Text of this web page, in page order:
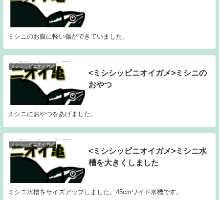
ミシニのお腹に軽い傷ができていました。
ミシシッピニオイガメ
<ミシシッピニオイガメ>ミシニの
おやつ
ミシニにおやつをあげました。
ミシシッピニオイガメ
<ミシシッピニオイガメ>ミシニ水
槽を大きくしました
ミシニ水槽をサイズアップしました。45cmワイド水槽です。